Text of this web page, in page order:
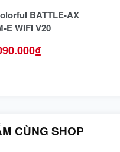
BATTLE-AX
E WIFI V20
₫
CÙNG SHOP